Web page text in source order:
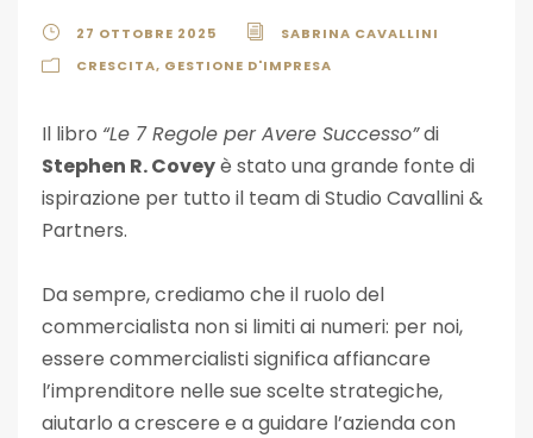
27 OTTOBRE 2025
SABRINA CAVALLINI
CRESCITA, GESTIONE D'IMPRESA
Il libro “Le 7 Regole per Avere Successo”di
Stephen R. Coveyè stato una grande fonte di
ispirazione per tutto il team di Studio Cavallini &
Partners.
Da sempre, crediamo che il ruolo del
commercialista non si limiti ai numeri: per noi,
essere commercialisti significa affiancare
l’imprenditore nelle sue scelte strategiche,
aiutarlo a crescere e a guidare l’azienda con